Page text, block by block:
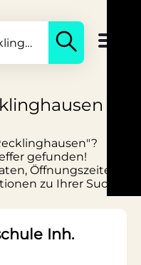
gefunden!
Öffnungszeiten,
zu Ihrer Suche.
Inh.